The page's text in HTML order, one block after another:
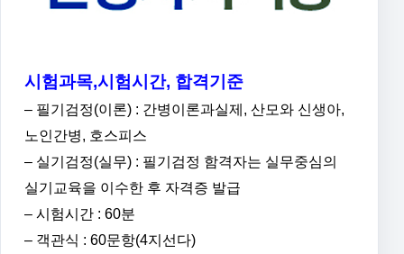
시험과목,시험시간, 합격기준
– 필기검정(이론) : 간병이론과실제, 산모와 신생아,
노인간병, 호스피스
– 실기검정(실무) : 필기검정 함격자는 실무중심의
실기교육을 이수한 후 자격증 발급
– 시험시간 : 60분
– 객관식 : 60문항(4지선다)